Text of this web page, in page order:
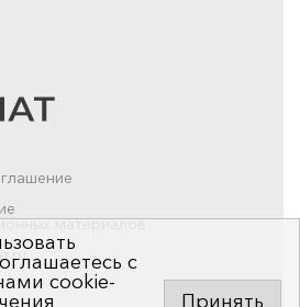
материалов
с
cookie-
Принять